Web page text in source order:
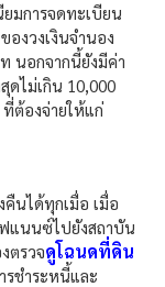
มการจดทะเบียน
องวงเงินจำนอง
นอกจากนี้ยังมีค่า
ดไม่เกิน 10,000
ที่ต้องจ่ายให้แก่
นได้ทุกเมื่อ เมื่อ
แนนซ์ไปยังสถาบัน
ตรวจดูโฉนดที่ดิน
ชำระหนี้และ